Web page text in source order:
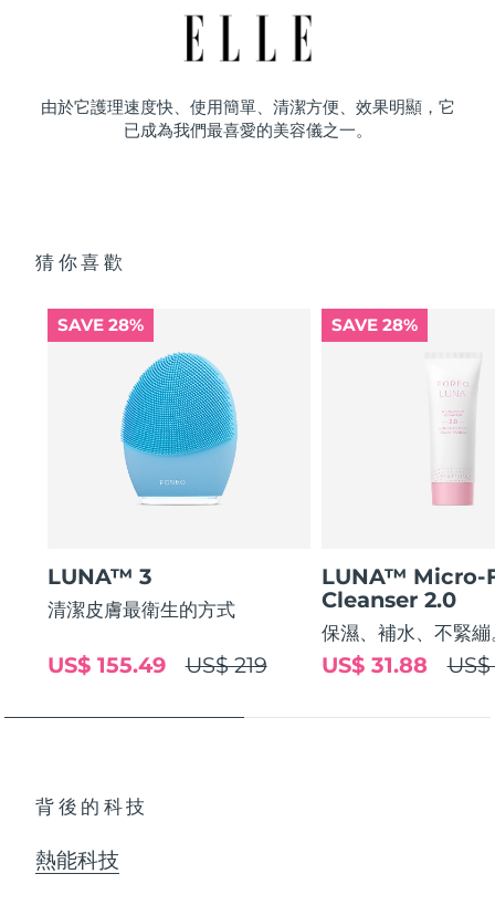
由於它護理速度快、使用簡單、清潔方便、效果明顯，它
已成為我們最喜愛的美容儀之一。
猜你喜歡
SAVE 28%
LUNA™ 3
清潔皮膚最衛生的方式
US$ 219
US$ 155.49
SAVE 28%
LUNA™ Micro-
Cleanser 2.0
保濕、補水、不緊繃
US$ 31.88
背後的科技
熱能科技